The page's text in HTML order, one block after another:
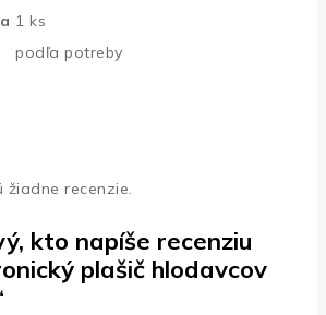
1 ks
podľa potreby
žiadne recenzie.
kto napíše recenziu
plašič hlodavcov